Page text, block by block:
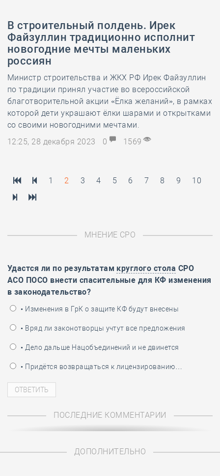
В строительный полдень. Ирек
Файзуллин традиционно исполнит
новогодние мечты маленьких
россиян
Министр строительства и ЖКХ РФ Ирек Файзуллин
по традиции принял участие во всероссийской
благотворительной акции «Ёлка желаний», в рамках
которой дети украшают ёлки шарами и открытками
со своими новогодними мечтами.
12:25, 28 декабря 2023
0 1569
1 2 3 4 5 6 7 8 9 10
МНЕНИЕ СРО
Удастся ли по результатам круглого стола СРО
АСО ПОСО внести спасительные для КФ изменения
в законодательство?
• Изменения в ГрК о защите КФ будут внесены
• Вряд ли законотворцы учтут все предложения
• Дело дальше Нацобъединений и не двинется
• Придётся возвращаться к лицензированию…
ПОСЛЕДНИЕ КОММЕНТАРИИ
ДОПОЛНИТЕЛЬНО